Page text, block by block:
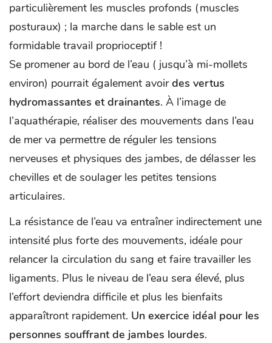
particulièrement les muscles profonds (muscles
posturaux) ; la marche dans le sable est un
formidable travail proprioceptif !
Se promener au bord de l’eau ( jusqu’à mi-mollets
environ) pourrait également avoirdes vertus
hydromassantes et drainantes. À l’image de
l’aquathérapie, réaliser des mouvements dans l’eau
de mer va permettre de réguler les tensions
nerveuses et physiques des jambes, de délasser les
chevilles et de soulager les petites tensions
articulaires.
La résistance de l’eau va entraîner indirectement une
intensité plus forte des mouvements, idéale pour
relancer la circulation du sang et faire travailler les
ligaments. Plus le niveau de l’eau sera élevé, plus
l’effort deviendra difficile et plus les bienfaits
apparaîtront rapidement. Un exercice idéal pour les
personnes souffrant de jambes lourdes.